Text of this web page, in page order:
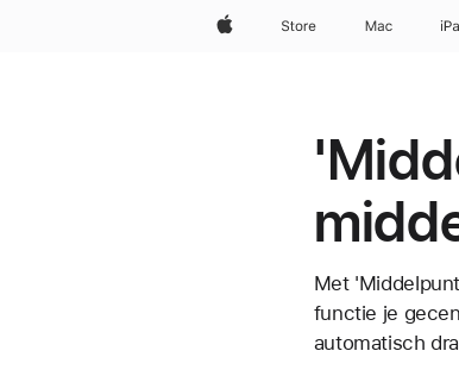
AppleStore Mac
Met
functie je
automatisch